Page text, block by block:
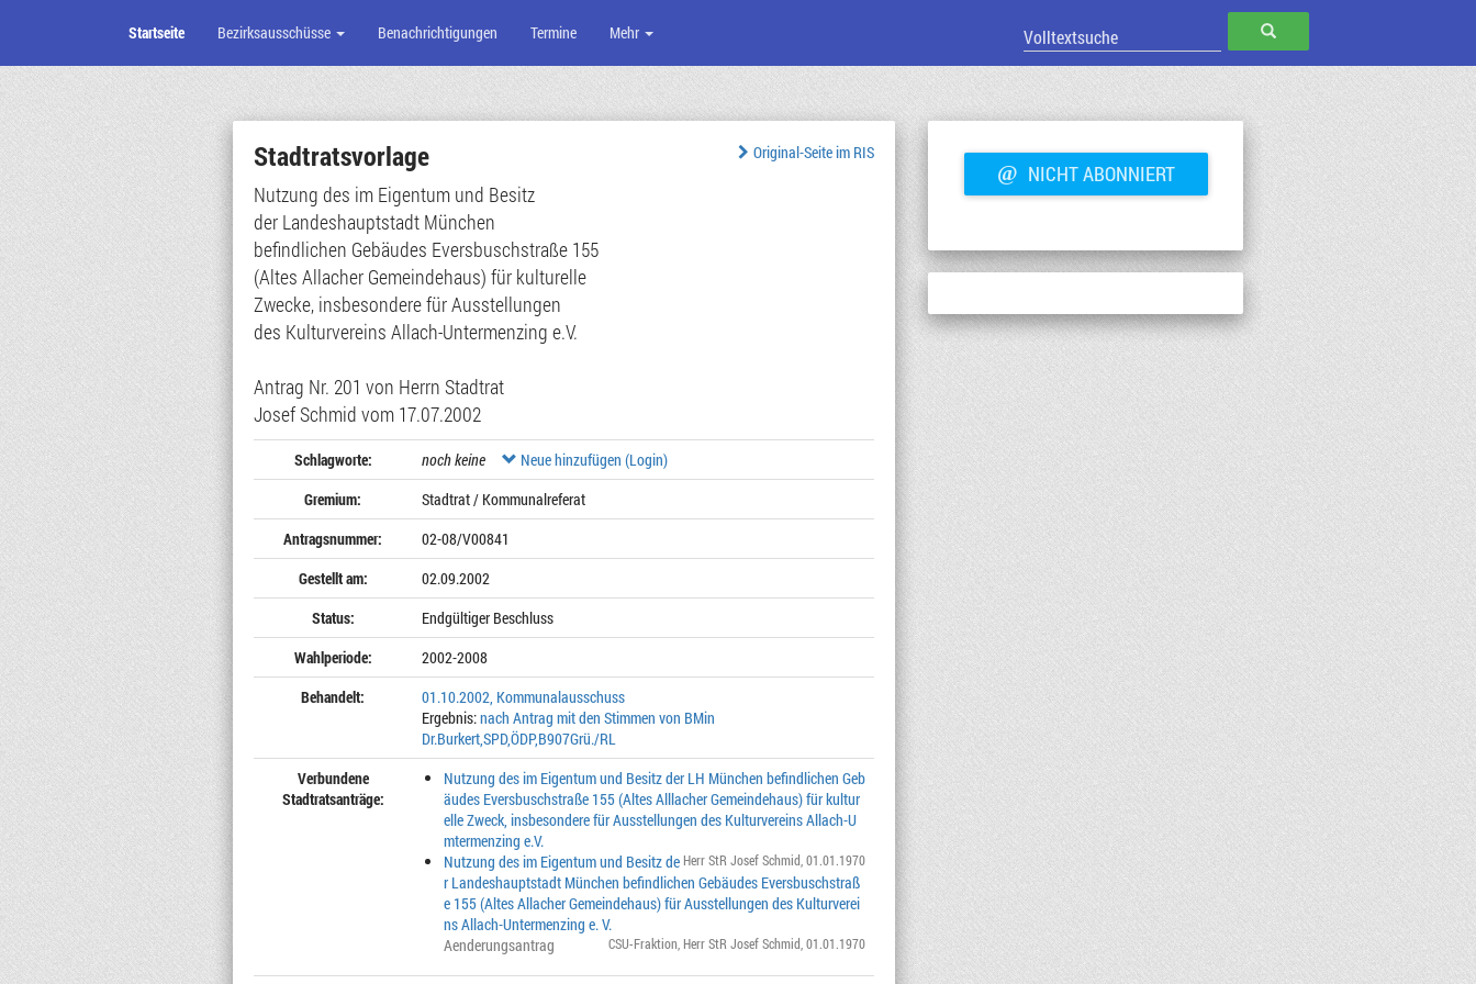
Zum
Seiteninhalt
SUCHEN
Startseite Bezirksausschüsse Benachrichtigungen Termine Mehr
Original-Seite im RIS
Stadtratsvorlage
Nutzung des im Eigentum und Besitz
der Landeshauptstadt München
befindlichen Gebäudes Eversbuschstraße 155
(Altes Allacher Gemeindehaus) für kulturelle
Zwecke, insbesondere für Ausstellungen
des Kulturvereins Allach-Untermenzing e.V.
Antrag Nr. 201 von Herrn Stadtrat
Josef Schmid vom 17.07.2002
Schlagworte: noch keine
Neue hinzufügen (Login)
Gremium:
Stadtrat / Kommunalreferat
Antragsnummer:
02-08/V00841
Gestellt am:
02.09.2002
Status:
Endgültiger Beschluss
Wahlperiode:
2002-2008
Behandelt:
01.10.2002, Kommunalausschuss
Ergebnis:nach Antrag mit den Stimmen von BMin
Dr.Burkert,SPD,ÖDP,B907Grü./RL
Verbundene
Stadtratsanträge:
Nutzung des im Eigentum und Besitz der LH München befindlichen Geb
äudes Eversbuschstraße 155 (Altes Alllacher Gemeindehaus) für kultur
elle Zweck, insbesondere für Ausstellungen des Kulturvereins Allach-U
mtermenzing e.V.
Herr StR Josef Schmid , 01.01.1970
Nutzung des im Eigentum und Besitz de
r Landeshauptstadt München befindlichen Gebäudes Eversbuschstraß
e 155 (Altes Allacher Gemeindehaus) für Ausstellungen des Kulturverei
ns Allach-Untermenzing e. V.
Aenderungsantrag
CSU-Fraktion Herr StR Josef Schmid , 01.01.1970
@ NICHT ABONNIERT